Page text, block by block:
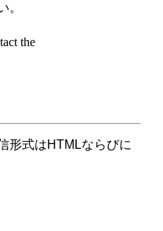
。
形式はHTMLならびに